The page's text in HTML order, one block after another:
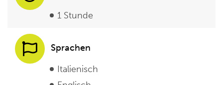
1 Stunde
Sprachen
Italienisch